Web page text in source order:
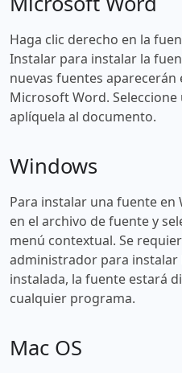
Haga clic derecho en la
Instalar para instalar la
nuevas fuentes
Microsoft Word.
aplíquela al documento.
Windows
Para instalar una fuente en
en el archivo de fuente y
menú contextual. Se
administrador para instalar
instalada, la fuente estará
cualquier programa.
Mac OS